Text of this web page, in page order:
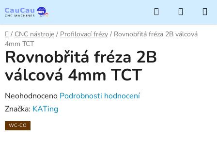
na
obsah
Hledat
KOŠÍK
Domů
/ CNC nástroje / Profilovací frézy / Rovnobřitá fréza 2B válcová
4mm TCT
Rovnobřitá fréza 2B
válcová 4mm TCT
Průměrné
hodnocení
produktu
Neohodnoceno Podrobnosti hodnocení
Značka: KATing
WC-CO